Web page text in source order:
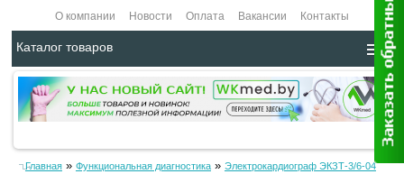
О компании
Новости Оплата Вакансии Контакты
Каталог товаров
Главная» Функциональная диагностика» Электрокардиограф ЭКЗТ-3/6-04